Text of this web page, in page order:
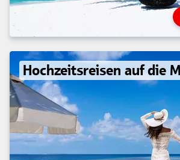
Hochzeitsreisen auf die